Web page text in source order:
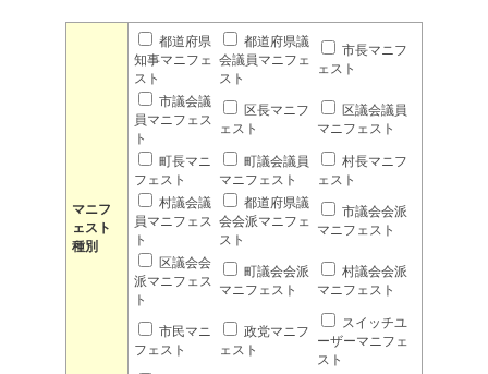
マニフ
ェスト
種別
都道府県
知事マニフェ
スト
都道府県議
会議員マニフェ
スト
市長マニフ
ェスト
市議会議
員マニフェス
ト
区長マニフ
ェスト
区議会議員
マニフェスト
町長マニ
フェスト
町議会議員
マニフェスト
村長マニフ
ェスト
村議会議
員マニフェス
ト
都道府県議
会会派マニフェ
スト
市議会会派
マニフェスト
区議会会
派マニフェス
ト
町議会会派
マニフェスト
村議会会派
マニフェスト
市民マニ
フェスト
政党マニフ
ェスト
スイッチユ
ーザーマニフェ
スト